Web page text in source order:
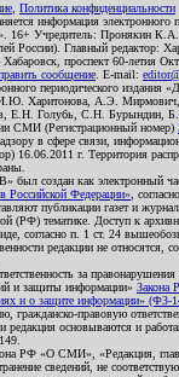
Политика конфиденциальности
информация электронного
16+ Учредитель: Пронякин
России). Главный редактор:
проспект 60-летия
сообщение . E-mail:
периодического издания
И.Ю. Харитонова, А.Э.
Е.Н. Голубь, С.Н. Бурындин,
СМИ (Регистрационный номер)
в сфере связи,
16.06.2011 г. Территория
был создан как электронный
Федерации» ,
публикации газет и
(РФ) тематике. Доступ к
согласно п. 1 ст. 24
редакции не относятся,
за
и защиты информации» Закона
и о защите информации» (ФЗ-
правовую
редакция основываются и
РФ «О СМИ», «Редакция,
сведений, не